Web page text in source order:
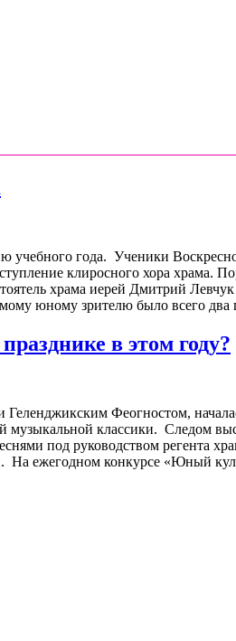
учебного года. Ученики
клиросного хора храма.
храма иерей Дмитрий
юному зрителю было всего
в этом году?
Феогностом,
музыкальной классики. Следом
под руководством регента
ежегодном конкурсе «Юный